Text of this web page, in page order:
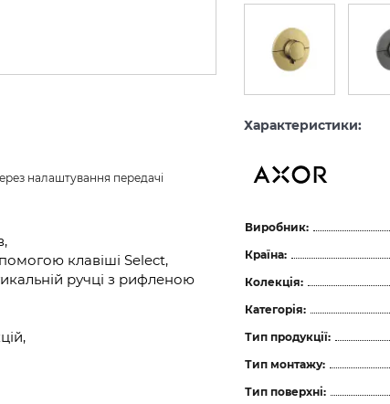
налаштування передачі
клавіші Select,
ручці з рифленою
Характеристики:
Виробник:
Країна:
Колекція:
Категорія:
Тип продукції:
Тип монтажу:
Тип поверхні: